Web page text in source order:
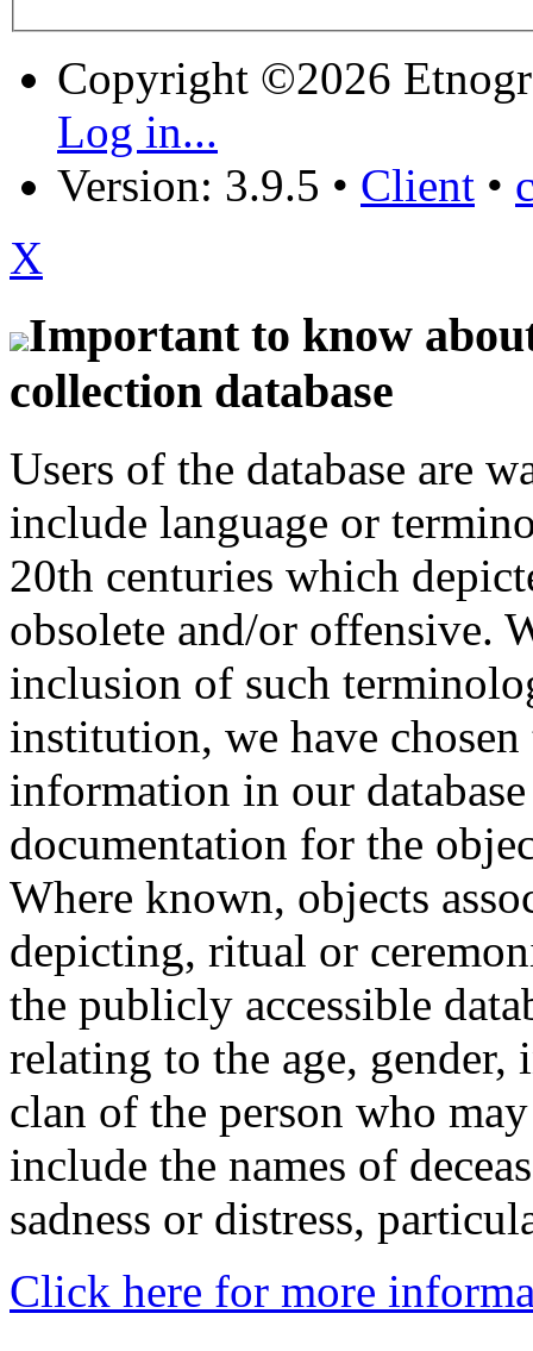
Copyright ©2026
Log in...
Version: 3.9.5 • Client •
X
Important to know
collection database
Users of the database are
include language or
20th centuries which
obsolete and/or offensive.
inclusion of such
institution, we have
information in our
documentation for the
Where known, objects
depicting, ritual or
the publicly accessible
relating to the age,
clan of the person who
include the names of
sadness or distress,
Click here for more